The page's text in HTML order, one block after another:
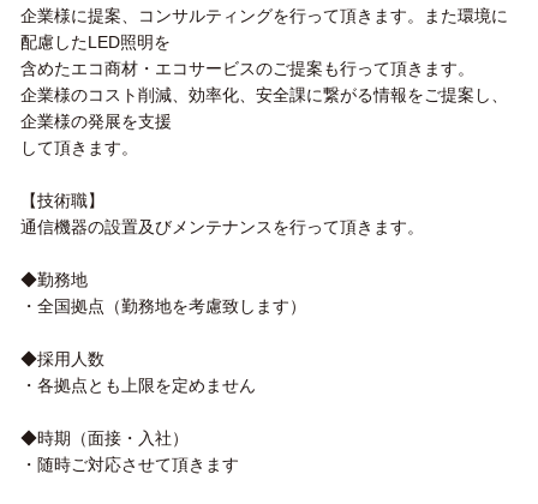
企業様に提案、コンサルティングを行って頂きます。また環境に
配慮したLED照明を
含めたエコ商材・エコサービスのご提案も行って頂きます。
企業様のコスト削減、効率化、安全課に繋がる情報をご提案し、
企業様の発展を支援
して頂きます。
【技術職】
通信機器の設置及びメンテナンスを行って頂きます。
◆勤務地
・全国拠点（勤務地を考慮致します）
◆採用人数
・各拠点とも上限を定めません
◆時期（面接・入社）
・随時ご対応させて頂きます